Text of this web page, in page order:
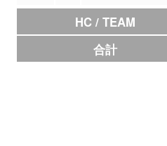
HC / TEAM
合計